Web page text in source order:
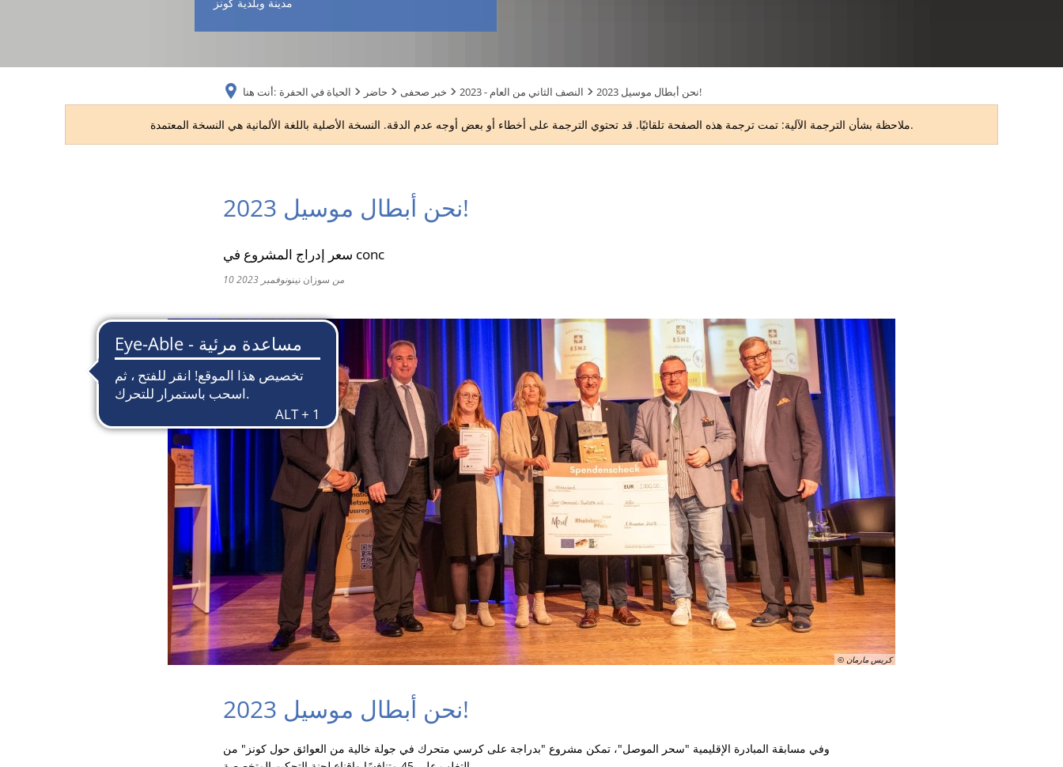
أنت هنا: الحياة في الحفرة حاضر خبر صحفى 2023 - النصف الثاني من العام نحن أبطال موسيل 2023!
ملاحظة بشأن الترجمة الآلية: تمت ترجمة هذه الصفحة تلقائيًا. قد تحتوي الترجمة على أخطاء أو بعض أوجه عدم الدقة. النسخة الأصلية باللغة الألمانية هي النسخة المعتمدة.
نحن أبطال موسيل 2023!
سعر إدراج المشروع في conc
10 نوفمبر 2023 من سوزان نينو
© كريس مارمان
نحن أبطال موسيل 2023!
وفي مسابقة المبادرة الإقليمية "سحر الموصل"، تمكن مشروع "بدراجة على كرسي متحرك في جولة خالية من العوائق حول كونز" من